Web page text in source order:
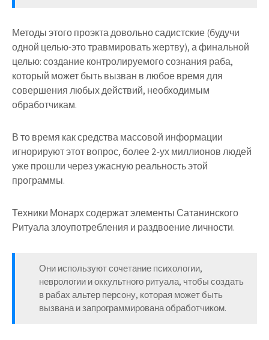
Методы этого проэкта довольно садистские (будучи
одной целью-это травмировать жертву), а финальной
целью: создание контролируемого сознания раба,
который может быть вызван в любое время для
совершения любых действий, необходимым
обработчикам.
В то время как средства массовой информации
игнорируют этот вопрос, более 2-ух миллионов людей
уже прошли через ужасную реальность этой
программы.
Техники Монарх содержат элементы Сатанинского
Ритуала злоупотребления и раздвоение личности.
Они используют сочетание психологии,
неврологии и оккультного ритуала, чтобы создать
в рабах альтер персону, которая может быть
вызвана и запрограммирована обработчиком.